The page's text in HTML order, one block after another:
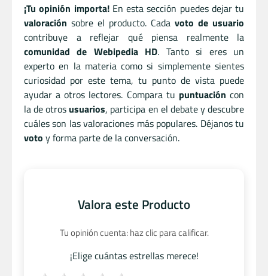
¡Tu opinión importa!En esta sección puedes dejar tu
valoración sobre el producto. Cada voto de usuario
contribuye a reflejar qué piensa realmente la
comunidad de Webipedia HD. Tanto si eres un
experto en la materia como si simplemente sientes
curiosidad por este tema, tu punto de vista puede
ayudar a otros lectores. Compara tu puntuación con
la de otros usuarios, participa en el debate y descubre
cuáles son las valoraciones más populares. Déjanos tu
voto y forma parte de la conversación.
Valora este Producto
Tu opinión cuenta: haz clic para calificar.
¡Elige cuántas estrellas merece!